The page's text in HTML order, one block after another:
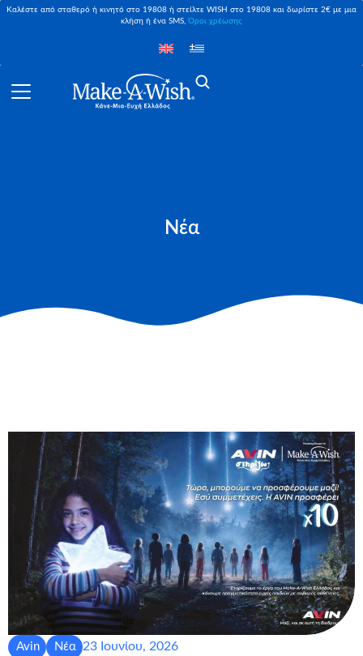
Καλέστε από σταθερό ή κινητό στο 19808 ή στείλτε WISH στο 19808 και δωρίστε 2€ με μια
κλήση ή ένα SMS,Όροι χρέωσης
Νέα
Avin Νέα 23 Ιουνίου, 2026